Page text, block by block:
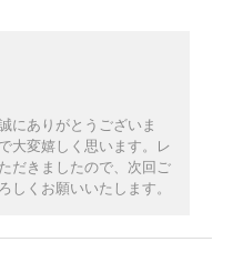
にありがとうございま
大変嬉しく思います。レ
だきましたので、次回ご
しくお願いいたします。